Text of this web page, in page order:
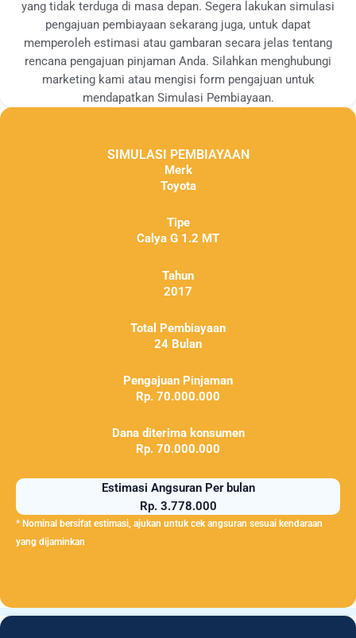
yang tidak terduga di masa depan. Segera lakukan simulasi
pengajuan pembiayaan sekarang juga, untuk dapat
memperoleh estimasi atau gambaran secara jelas tentang
rencana pengajuan pinjaman Anda. Silahkan menghubungi
marketing kami atau mengisi form pengajuan untuk
mendapatkan Simulasi Pembiayaan.
SIMULASI PEMBIAYAAN
Merk
Toyota
Tipe
Calya G 1.2 MT
Tahun
2017
Total Pembiayaan
24 Bulan
Pengajuan Pinjaman
Rp. 70.000.000
Dana diterima konsumen
Rp. 70.000.000
Estimasi Angsuran Per bulan
Rp. 3.778.000
* Nominal bersifat estimasi, ajukan untuk cek angsuran sesuai kendaraan
yang dijaminkan